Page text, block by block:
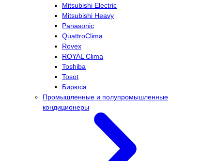
Mitsubishi Electric
Mitsubishi Heavy
Panasonic
QuattroClima
Rovex
ROYAL Clima
Toshiba
Tosot
Бирюса
Промышленные и полупромышленные
кондиционеры